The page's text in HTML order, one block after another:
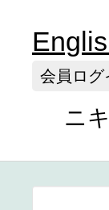
ニ
会員ログ